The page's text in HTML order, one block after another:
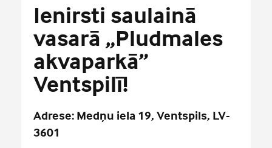
Ienirsti saulainā
vasarā „Pludmales
akvaparkā”
Ventspilī!
Adrese: Medņu iela 19, Ventspils, LV-
3601